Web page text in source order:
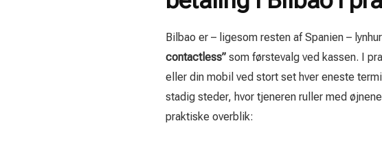
Bilbao er – ligesom resten af Spanien –
contactless” som førstevalg ved kassen. I
eller din mobil ved stort set hver eneste
stadig steder, hvor tjeneren ruller med
praktiske overblik: